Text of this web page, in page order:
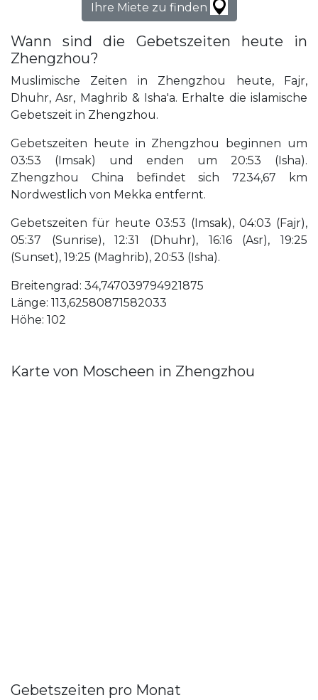
Ihre Miete zu finden
Wann sind die Gebetszeiten heute in
Zhengzhou?
Muslimische Zeiten in Zhengzhou heute, Fajr,
Dhuhr, Asr, Maghrib & Isha'a. Erhalte die islamische
Gebetszeit in Zhengzhou.
Gebetszeiten heute in Zhengzhou beginnen um
03:53 (Imsak) und enden um 20:53 (Isha).
Zhengzhou China befindet sich 7234,67 km
Nordwestlich von Mekka entfernt.
Gebetszeiten für heute 03:53 (Imsak), 04:03 (Fajr),
05:37 (Sunrise), 12:31 (Dhuhr), 16:16 (Asr), 19:25
(Sunset), 19:25 (Maghrib), 20:53 (Isha).
Breitengrad: 34,747039794921875
Länge: 113,62580871582033
Höhe: 102
Karte von Moscheen in Zhengzhou
Gebetszeiten pro Monat